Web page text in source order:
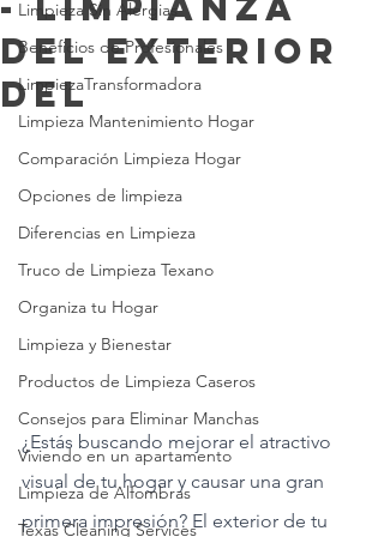
Limpieza Sin Alergias
Beneficios de Profesionales
LimpiezaTransformadora
Limpieza Mantenimiento Hogar
Comparación Limpieza Hogar
Opciones de limpieza
Diferencias en Limpieza
Truco de Limpieza Texano
Organiza tu Hogar
Limpieza y Bienestar
Productos de Limpieza Caseros
Consejos para Eliminar Manchas
Viviendo en un apartamento
Limpieza de Alfombras
Texas Cleaning Services
del exterior
del
¿Estás buscando mejorar el atractivo
visual de tu hogar y causar una gran
primera impresión? El exterior de tu